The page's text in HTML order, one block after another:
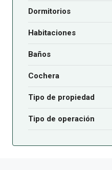
Dormitorios
Habitaciones
Baños
Cochera
Tipo de propiedad
Tipo de operación